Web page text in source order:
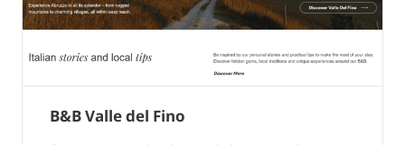
B&B Valle del Fino